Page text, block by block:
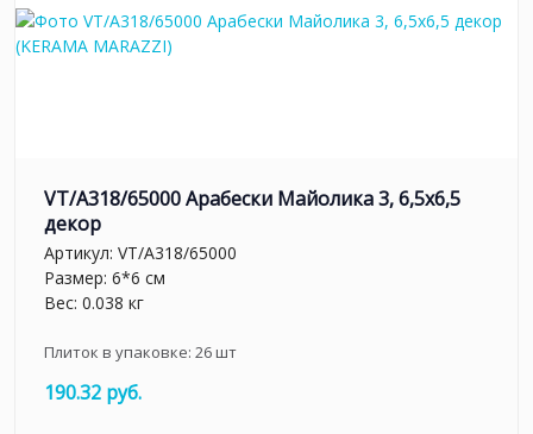
VT/A318/65000 Арабески Майолика 3, 6,5х6,5
декор
Артикул: VT/A318/65000
Размер: 6*6 см
Вес: 0.038 кг
Плиток в упаковке: 26шт
190.32 руб.